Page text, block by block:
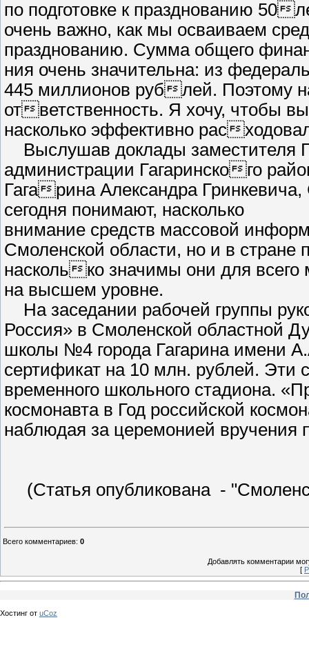
по подготовке к празднованию 50
очень важно, как мы осваиваем
празднованию. Сумма общего
ния очень значительна: из
445 миллионов рублей. Поэтому
ответственность. Я хочу, чтобы
насколько эффективно рас
Выслушав доклады заместителя
администрации Гагаринского
Гагарина Александра
сегодня понимают, насколько
внимание средств массовой
Смоленской области, но и в стране
насколько значимы они для всего
на высшем уровне.
На заседании рабочей группы
Россия» в Смоленской областной
школы №4 города Гагарина имени
сертификат на 10 млн. рублей. Эти
временного школьного стадиона.
космонавта в Год российской
наблюдая за церемонией вручения
(Статья опубликована -
Всего комментариев: 0
Добавлять комментарии
[
Хостинг от uCoz